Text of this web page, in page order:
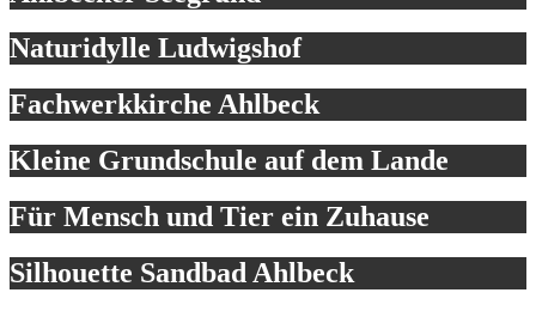
Naturidylle Ludwigshof
Fachwerkkirche Ahlbeck
Kleine Grundschule auf dem Lande
Für Mensch und Tier ein Zuhause
Silhouette Sandbad Ahlbeck